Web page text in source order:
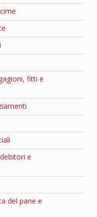
fitti e
e
del pane e